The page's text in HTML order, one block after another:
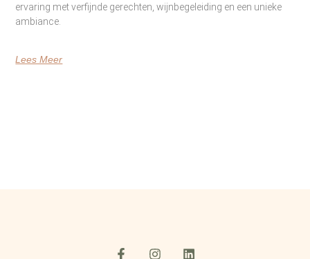
ervaring met verfijnde gerechten, wijnbegeleiding en een unieke
ambiance.
Lees Meer